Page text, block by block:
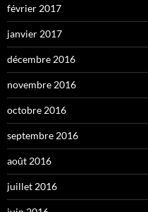
février 2017
janvier 2017
décembre 2016
novembre 2016
octobre 2016
septembre 2016
août 2016
juillet 2016